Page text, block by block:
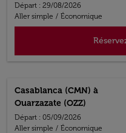
Départ : 29/08/2026
Aller simple / Économique
Casablanca (CMN) à
Ouarzazate (OZZ)
Départ : 05/09/2026
Aller simple / Économique